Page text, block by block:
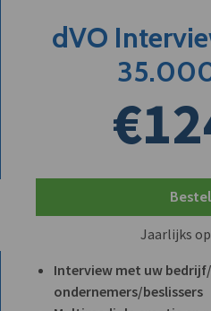
dVO
Jaarlijks
Interview met uw
ondernemers/beslissers